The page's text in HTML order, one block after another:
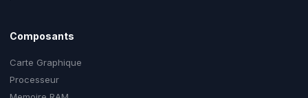
Composants
Carte Graphique
Processeur